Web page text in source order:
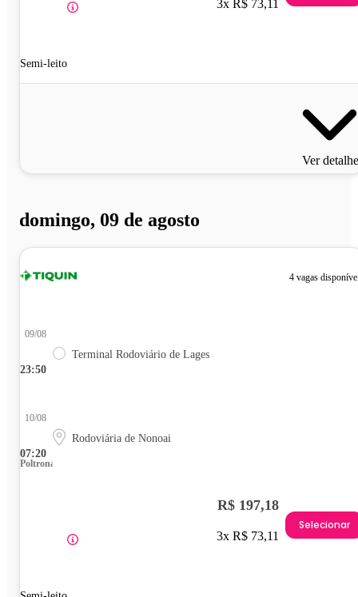
Semi-leito
3x R$ 73,11
Ver
domingo, 09 de agosto
4 vagas
23:50
09/08
Terminal Rodoviário de Lages
07:20
10/08
Rodoviária de Nonoai
Poltrona
R$ 197,18
3x R$ 73,11
Selecionar